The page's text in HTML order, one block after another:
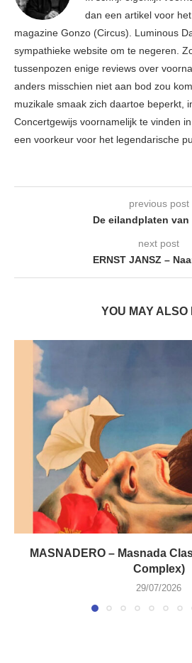
dan een artikel voor
magazine Gonzo (Circus). Luminous
sympathieke website om te negeren.
tussenpozen enige reviews over
anders misschien niet aan bod zou
muzikale smaak zich daartoe beperkt,
Concertgewijs voornamelijk te vinden
een voorkeur voor het legendarische
previous post
De eilandplaten van
next post
ERNST JANSZ –
YOU MAY ALSO
MASNADERO – Masnada
Complex)
29/07/2026